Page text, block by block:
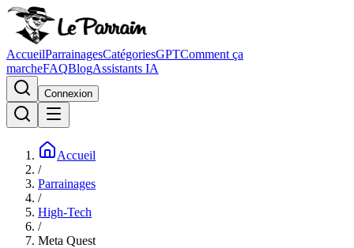
AccueilParrainagesCatégoriesGPTComment ça
marcheFAQBlogAssistants IA
Connexion
Accueil
/
Parrainages
/
High-Tech
/
Meta Quest